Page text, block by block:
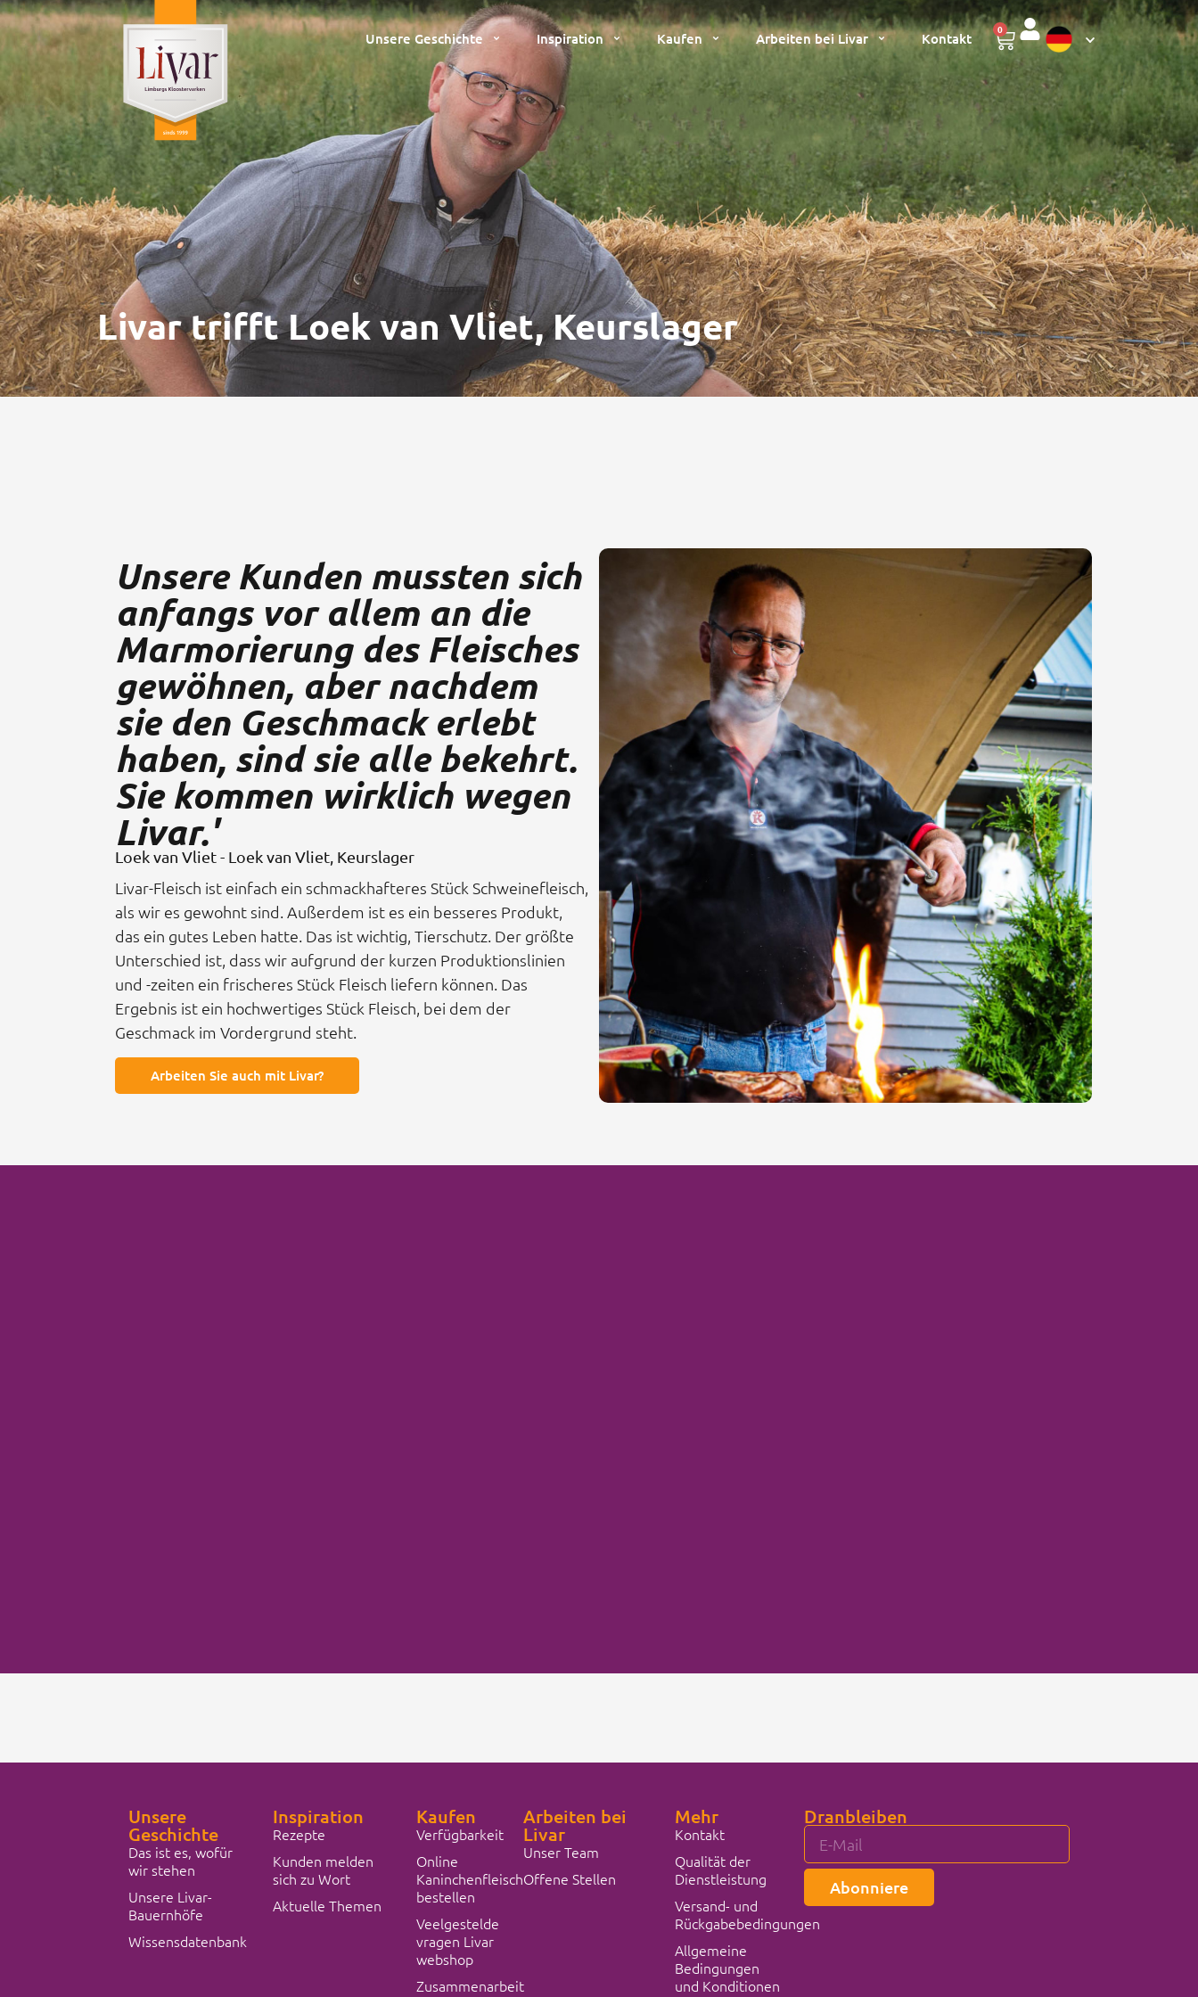
Unsere Geschichte Inspiration Kaufen Arbeiten bei Livar Kontakt
0
Livar trifft Loek van Vliet, Keurslager
Unsere Kunden mussten sich
anfangs vor allem an die
Marmorierung des Fleisches
gewöhnen, aber nachdem
sie den Geschmack erlebt
haben, sind sie alle bekehrt.
Sie kommen wirklich wegen
Livar.'
Loek van Vliet - Loek van Vliet, Keurslager
Livar-Fleisch ist einfach ein schmackhafteres Stück Schweinefleisch,
als wir es gewohnt sind. Außerdem ist es ein besseres Produkt,
das ein gutes Leben hatte. Das ist wichtig, Tierschutz. Der größte
Unterschied ist, dass wir aufgrund der kurzen Produktionslinien
und -zeiten ein frischeres Stück Fleisch liefern können. Das
Ergebnis ist ein hochwertiges Stück Fleisch, bei dem der
Geschmack im Vordergrund steht.
Arbeiten Sie auch mit Livar?
Unsere
Geschichte
Das ist es, wofür
wir stehen
Unsere Livar-
Bauernhöfe
Wissensdatenbank
Inspiration
Rezepte
Kunden melden
sich zu Wort
Aktuelle Themen
Kaufen
Verfügbarkeit
Online
Kaninchenfleisch
bestellen
Veelgestelde
vragen Livar
webshop
Zusammenarbeit
Arbeiten bei
Livar
Unser Team
Offene Stellen
Mehr
Kontakt
Qualität der
Dienstleistung
Versand- und
Rückgabebedingungen
Allgemeine
Bedingungen
und Konditionen
Dranbleiben
Abonniere